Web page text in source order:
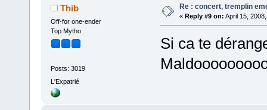
Thib
Off-for one-ender
Top Mytho
Posts: 3019
L'Expatrié
Re : concert, tremplin
« Reply #9 on: April 15,
Si ca te